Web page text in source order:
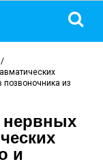
/
позвоночника из
нервных
и